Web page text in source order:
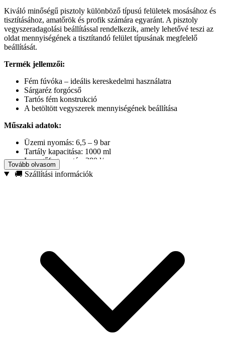
Kiváló minőségű pisztoly különböző típusú felületek mosásához és
tisztításához, amatőrök és profik számára egyaránt. A pisztoly
vegyszeradagolási beállítással rendelkezik, amely lehetővé teszi az
oldat mennyiségének a tisztítandó felület típusának megfelelő
beállítását.
Termék jellemzői:
Fém fúvóka – ideális kereskedelmi használatra
Sárgaréz forgócső
Tartós fém konstrukció
A betöltött vegyszerek mennyiségének beállítása
Műszaki adatok:
Üzemi nyomás: 6,5 – 9 bar
Tartály kapacitása: 1000 ml
Levegőfogyasztás: 280 l/perc
A csomag tartalma:
Tovább olvasom
🚚 Szállítási információk